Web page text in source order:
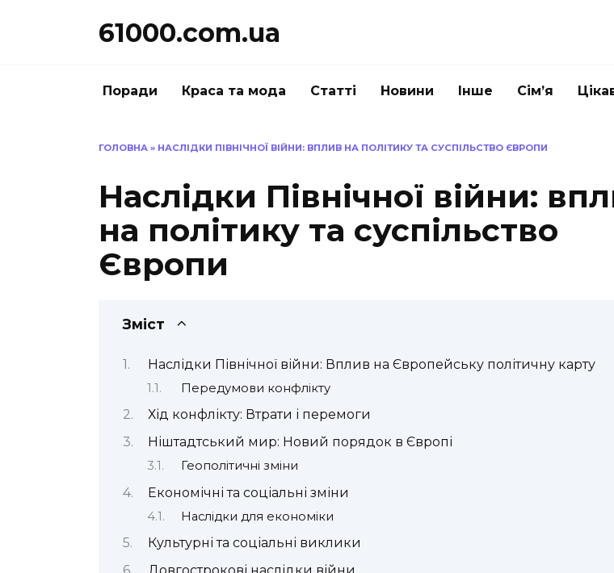
61000.com.ua
Поради Краса та мода Статті Новини Інше Сім’я
ГОЛОВНА » НАСЛІДКИ ПІВНІЧНОЇ ВІЙНИ: ВПЛИВ НА ПОЛІТИКУ ТА СУСПІЛЬСТВО ЄВРОПИ
Наслідки Північної війни:
на політику та суспільство
Європи
Зміст
Наслідки Північної війни: Вплив на Європейську політичну карту
Передумови конфлікту
Хід конфлікту: Втрати і перемоги
Ніштадтський мир: Новий порядок в Європі
Геополітичні зміни
Економічні та соціальні зміни
Наслідки для економіки
Культурні та соціальні виклики